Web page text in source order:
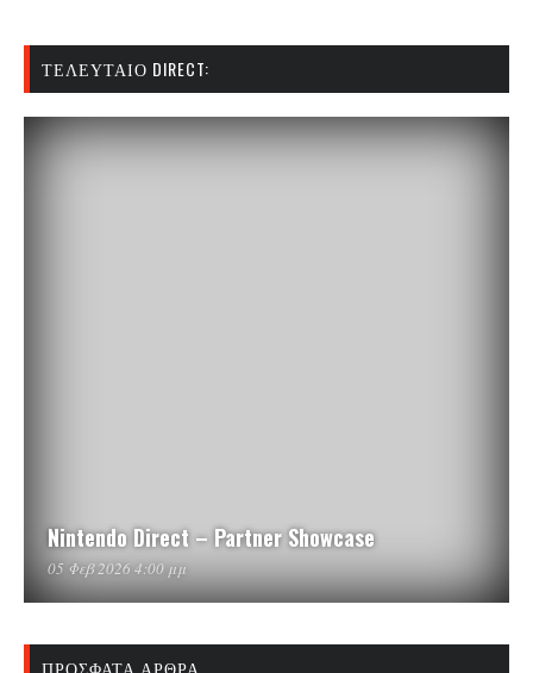
ΤΕΛΕΥΤΑΊΟ DIRECT:
Nintendo Direct – Partner Showcase
05 Φεβ 2026 4:00 μμ
ΠΡΌΣΦΑΤΑ ΆΡΘΡΑ